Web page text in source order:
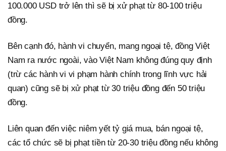
100.000 USD trở lên thì sẽ bị xử phạt từ 80-100 triệu
đồng.
Bên cạnh đó, hành vi chuyển, mang ngoại tệ, đồng Việt
Nam ra nước ngoài, vào Việt Nam không đúng quy định
(trừ các hành vi vi phạm hành chính trong lĩnh vực hải
quan) cũng sẽ bị xử phạt từ 30 triệu đồng đến 50 triệu
đồng.
Liên quan đến việc niêm yết tỷ giá mua, bán ngoại tệ,
các tổ chức sẽ bị phạt tiền từ 20-30 triệu đồng nếu không